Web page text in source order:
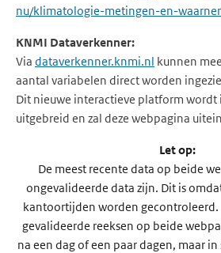
nu/klimatologie-metingen-en-
KNMI Dataverkenner:
Via dataverkenner.knmi.nl kunnen
aantal variabelen direct worden
Dit nieuwe interactieve platform wordt
uitgebreid en zal deze webpagina
Let op:
De meest recente data op beide
ongevalideerde data zijn. Dit is
kantoortijden worden gecontroleerd.
gevalideerde reeksen op beide
na een dag of een paar dagen, maar